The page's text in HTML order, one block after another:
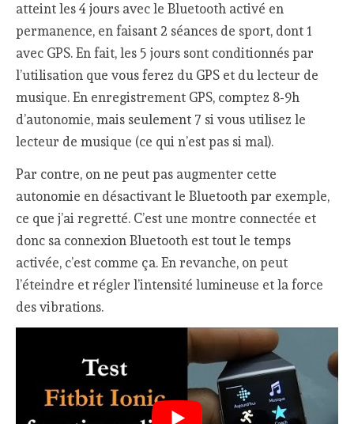
atteint les 4 jours avec le Bluetooth activé en
permanence, en faisant 2 séances de sport, dont 1
avec GPS. En fait, les 5 jours sont conditionnés par
l’utilisation que vous ferez du GPS et du lecteur de
musique. En enregistrement GPS, comptez 8-9h
d’autonomie, mais seulement 7 si vous utilisez le
lecteur de musique (ce qui n’est pas si mal).
Par contre, on ne peut pas augmenter cette
autonomie en désactivant le Bluetooth par exemple,
ce que j’ai regretté. C’est une montre connectée et
donc sa connexion Bluetooth est tout le temps
activée, c’est comme ça. En revanche, on peut
l’éteindre et régler l’intensité lumineuse et la force
des vibrations.